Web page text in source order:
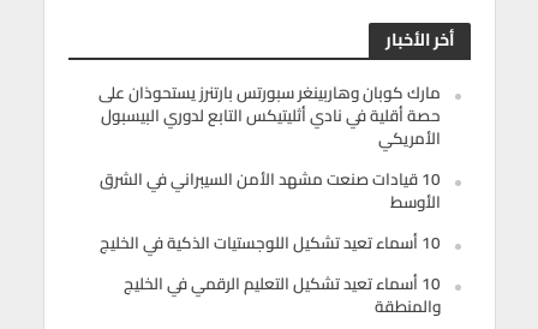
أخر الأخبار
مارك كوبان وهاربينغر سبورتس بارتنرز يستحوذان على
حصة أقلية في نادي أثليتيكس التابع لدوري البيسبول
الأمريكي
10 قيادات صنعت مشهد الأمن السيبراني في الشرق
الأوسط
10 أسماء تعيد تشكيل اللوجستيات الذكية في الخليج
10 أسماء تعيد تشكيل التعليم الرقمي في الخليج
والمنطقة